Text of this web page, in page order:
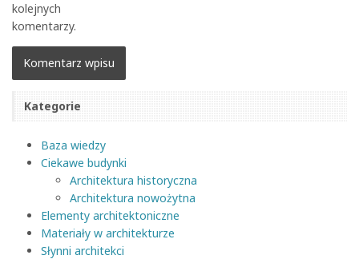
kolejnych
komentarzy.
Kategorie
Baza wiedzy
Ciekawe budynki
Architektura historyczna
Architektura nowożytna
Elementy architektoniczne
Materiały w architekturze
Słynni architekci